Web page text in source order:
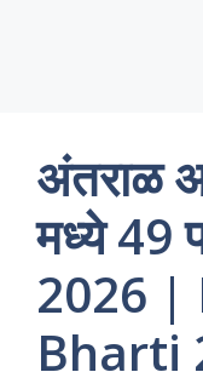
अंतराळ
मध्ये 49
2026 |
Bharti